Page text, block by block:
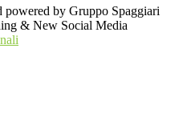
powered by Gruppo Spaggiari
& New Social Media